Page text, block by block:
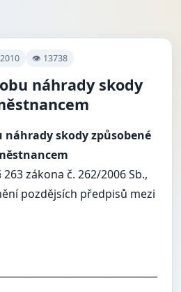
👁 13738
náhrady skody
náhrady skody způsobené
zákona č. 262/2006 Sb.,
pozdějsích předpisů mezi